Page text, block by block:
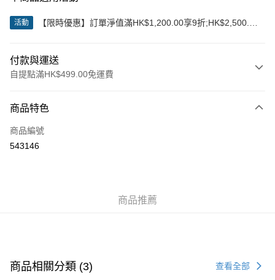
活動
【限時優惠】訂單淨值滿HK$1,200.00享9折;HK$2,500.00
付款與運送
自提點滿HK$499.00免運費
信用卡
Apple Pay
每筆HK$50.00，滿HK$499.00或以上免運費
商品特色
商品編號
543146
商品推薦
商品相關分類 (3) 查看全部